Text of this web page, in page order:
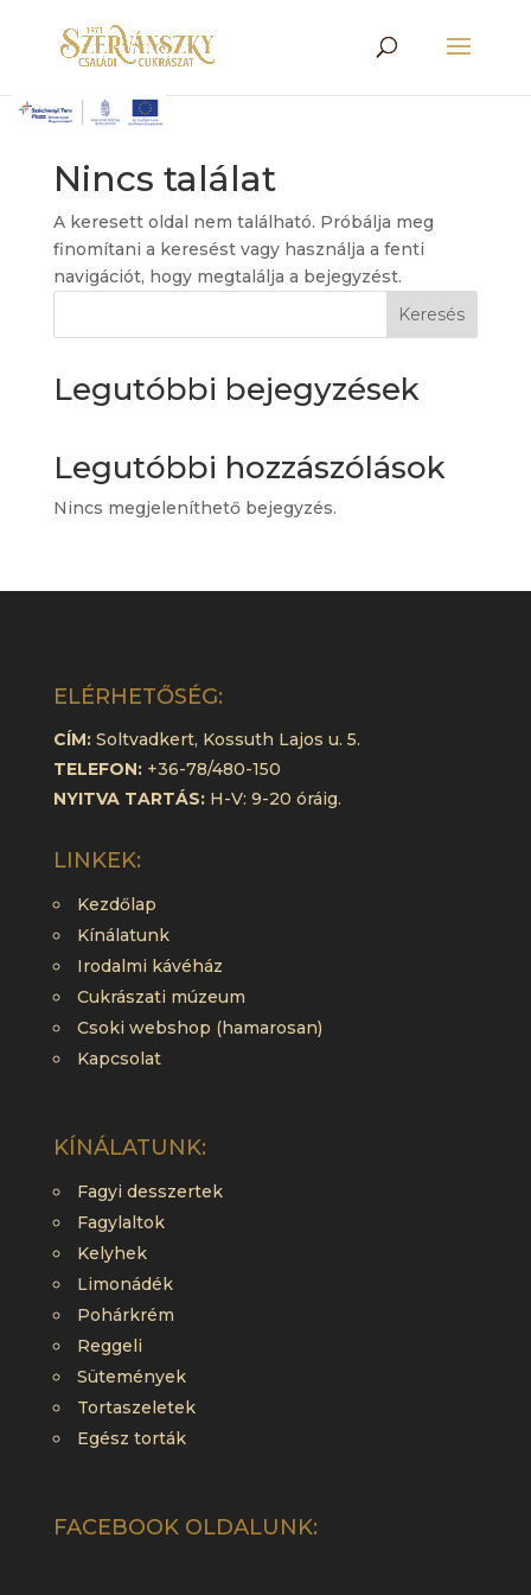
Nincs találat
A keresett oldal nem található. Próbálja meg
finomítani a keresést vagy használja a fenti
navigációt, hogy megtalálja a bejegyzést.
Keresés
Legutóbbi bejegyzések
Legutóbbi hozzászólások
Nincs megjeleníthető bejegyzés.
ELÉRHETŐSÉG:
CÍM:Soltvadkert, Kossuth Lajos u. 5.
TELEFON:+36-78/480-150
NYITVA TARTÁS:H-V: 9-20 óráig.
LINKEK:
Kezdőlap
Kínálatunk
Irodalmi kávéház
Cukrászati múzeum
Csoki webshop (hamarosan)
Kapcsolat
KÍNÁLATUNK:
Fagyi desszertek
Fagylaltok
Kelyhek
Limonádék
Pohárkrém
Reggeli
Sütemények
Tortaszeletek
Egész torták
FACEBOOK OLDALUNK: